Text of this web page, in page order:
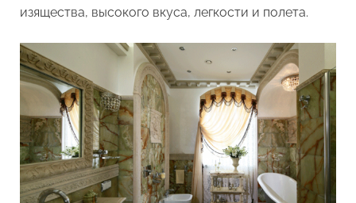
изящества, высокого вкуса, легкости и полета.